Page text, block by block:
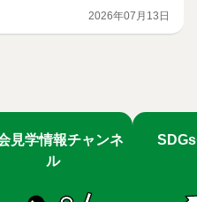
2026年07月13日